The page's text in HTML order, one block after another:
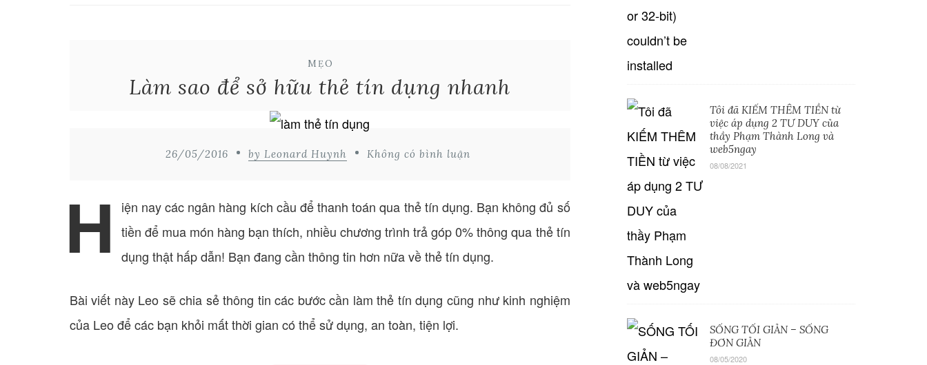
MẸO
Làm sao để sở hữu thẻ tín dụng nhanh
26/05/2016 by Leonard Huynh Không có bình luận
H
iện nay các ngân hàng kích cầu để thanh toán qua thẻ tín dụng. Bạn không đủ số
tiền để mua món hàng bạn thích, nhiều chương trình trả góp 0% thông qua thẻ tín
dụng thật hấp dẫn! Bạn đang cần thông tin hơn nữa về thẻ tín dụng.
Bài viết này Leo sẽ chia sẻ thông tin các bước cần làm thẻ tín dụng cũng như kinh nghiệm
của Leo để các bạn khỏi mất thời gian có thể sử dụng, an toàn, tiện lợi.
Tôi đã KIẾM THÊM TIỀN từ
việc áp dụng 2 TƯ DUY của
thầy Phạm Thành Long và
web5ngay
08/08/2021
SỐNG TỐI GIẢN – SỐNG
ĐƠN GIẢN
08/05/2020